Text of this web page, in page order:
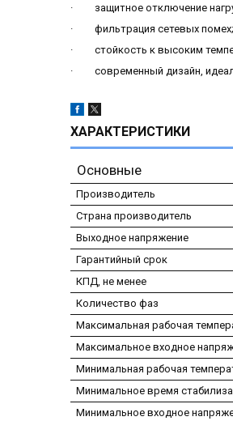
· защитное отключение
· фильтрация сетевых помех;
· стойкость к высоким
· современный дизайн,
ХАРАКТЕРИСТИКИ
Основные
Производитель
Страна производитель
Выходное напряжение
Гарантийный срок
КПД, не менее
Количество фаз
Максимальная рабочая
Максимальное входное
Минимальная рабочая
Минимальное время
Минимальное входное